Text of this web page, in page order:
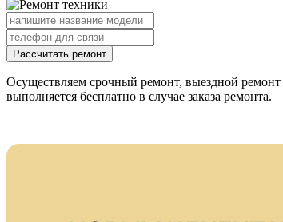
Рассчитать ремонт
Осуществляем срочный ремонт, выездной
выполняется бесплатно в случае заказа ремонта.